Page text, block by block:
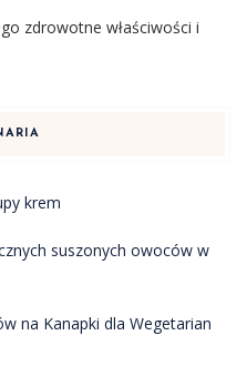
zdrowotne właściwości i
krem
suszonych owoców w
na Kanapki dla Wegetarian